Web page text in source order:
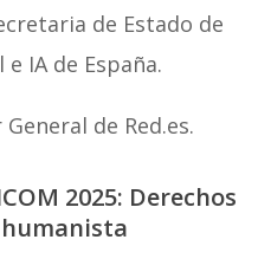
de Estado de
IA de España.
de Red.es.
2025: Derechos